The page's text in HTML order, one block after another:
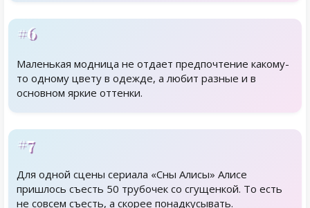
#6
Маленькая модница не отдает предпочтение какому-
то одному цвету в одежде, а любит разные и в
основном яркие оттенки.
#7
Для одной сцены сериала «Сны Алисы» Алисе
пришлось съесть 50 трубочек со сгущенкой. То есть
не совсем съесть, а скорее понадкусывать.